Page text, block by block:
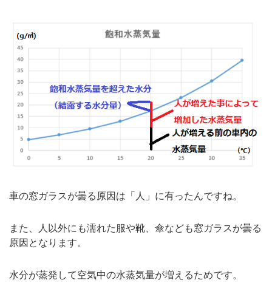
車の窓ガラスが曇る原因は「人」に有ったんですね。
また、人以外にも濡れた服や靴、傘なども窓ガラスが曇る
原因となります。
水分が蒸発して空気中の水蒸気量が増えるためです。